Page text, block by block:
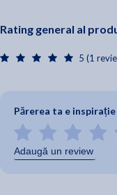
Rating general al
5 (1
Părerea ta e
Adaugă un review